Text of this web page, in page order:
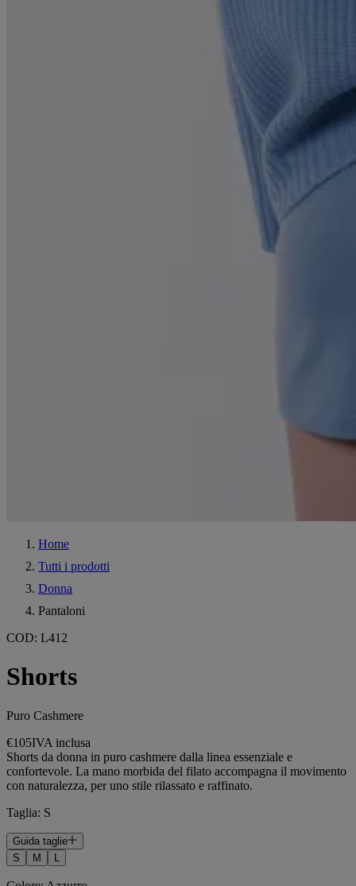
Home
Tutti i prodotti
Donna
Pantaloni
COD: L412
Shorts
Puro Cashmere
€105IVA inclusa
Shorts da donna in puro cashmere dalla linea essenziale e
confortevole. La mano morbida del filato accompagna il movimento
con naturalezza, per uno stile rilassato e raffinato.
Taglia: S
Guida taglie
S
M L